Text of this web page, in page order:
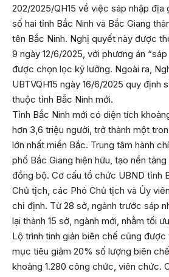
202/2025/QH15 về việc sáp nhập địa
số hai tỉnh Bắc Ninh và Bắc Giang
tên Bắc Ninh. Nghị quyết này được
9 ngày 12/6/2025, với phương án
được chọn lọc kỹ lưỡng. Ngoài ra,
UBTVQH15 ngày 16/6/2025 quy định
thuộc tỉnh Bắc Ninh mới.
Tỉnh Bắc Ninh mới có diện tích
hơn 3,6 triệu người, trở thành một
lớn nhất miền Bắc. Trung tâm hành
phố Bắc Giang hiện hữu, tạo nền
đồng bộ. Cơ cấu tổ chức UBND tỉnh
Chủ tịch, các Phó Chủ tịch và Ủy
chỉ định. Từ 28 sở, ngành trước sáp
lại thành 15 sở, ngành mới, nhằm tối
Lộ trình tinh giản biên chế cũng được
mục tiêu giảm 20% số lượng biên
khoảng 1.280 công chức, viên chức.